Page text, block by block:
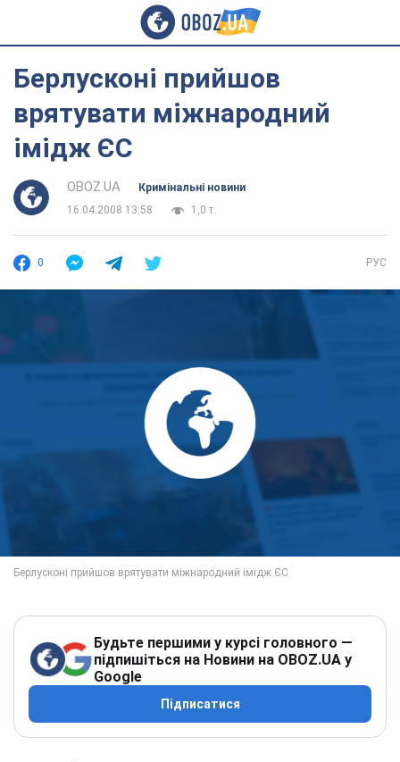
Берлусконі прийшов
врятувати міжнародний
імідж ЄС
OBOZ.UA
Кримінальні новини
16.04.2008 13:58
1,0 т.
0 РУС
Будьте першими у курсі головного —
підпишіться на Новини на OBOZ.UA у
Google
Підписатися